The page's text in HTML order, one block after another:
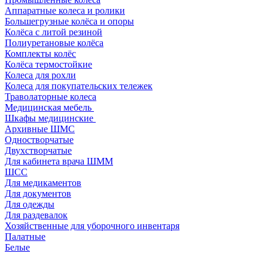
Аппаратные колеса и ролики
Большегрузные колёса и опоры
Колёса с литой резиной
Полиуретановые колёса
Комплекты колёс
Колёса термостойкие
Колеса для рохли
Колеса для покупательских тележек
Траволаторные колеса
Медицинская мебель
Шкафы медицинские
Архивные ШМС
Одностворчатые
Двухстворчатые
Для кабинета врача ШММ
ШСС
Для медикаментов
Для документов
Для одежды
Для раздевалок
Хозяйственные для уборочного инвентаря
Палатные
Белые